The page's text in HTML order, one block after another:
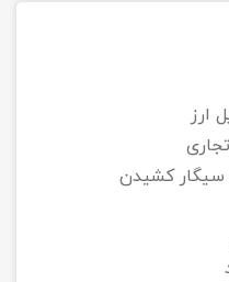
ارز
سیگار کشیدن